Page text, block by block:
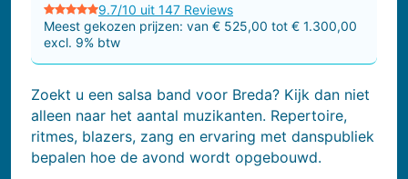
9.7/10 uit 147 Reviews
Meest gekozen prijzen: van € 525,00 tot € 1.300,00
excl. 9% btw
Zoekt u een salsa band voor Breda? Kijk dan niet
alleen naar het aantal muzikanten. Repertoire,
ritmes, blazers, zang en ervaring met danspubliek
bepalen hoe de avond wordt opgebouwd.